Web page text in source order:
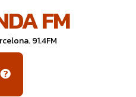
FM
91.4FM